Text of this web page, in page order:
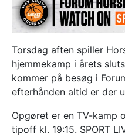
Torsdag aften spiller
hjemmekamp i årets
kommer på besøg i
efterhånden altid er der
Opgøret er en TV-kamp
tipoff kl. 19:15. SPORT